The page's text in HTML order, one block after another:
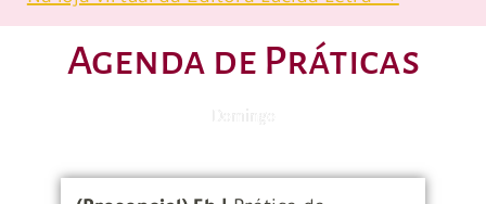
Agenda de Práticas